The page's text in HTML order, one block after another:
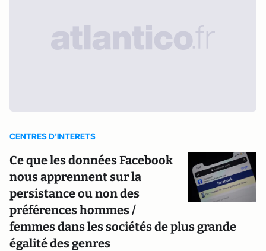
CENTRES D'INTERETS
Ce que les données Facebook
nous apprennent sur la
persistance ou non des
préférences hommes /
femmes dans les sociétés de plus grande
égalité des genres